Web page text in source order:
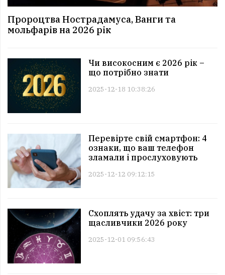
Пророцтва Нострадамуса, Ванги та
мольфарів на 2026 рік
Чи високосним є 2026 рік –
що потрібно знати
2025-12-18 10:38:26
Перевірте свій смартфон: 4
ознаки, що ваш телефон
зламали і прослуховують
2025-12-12 09:12:15
Схоплять удачу за хвіст: три
щасливчики 2026 року
2025-12-01 09:56:43